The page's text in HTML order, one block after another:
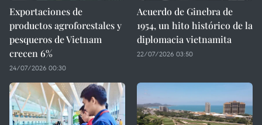
Exportaciones de
productos agroforestales y
pesqueros de Vietnam
crecen 6%
24/07/2026 00:30
Acuerdo de Ginebra de
1954, un hito histórico de la
diplomacia vietnamita
22/07/2026 03:50